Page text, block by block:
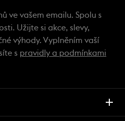
ve vašem emailu. Spolu s
Užijte si akce, slevy,
výhody. Vyplněním vaší
s pravidly a podmínkami